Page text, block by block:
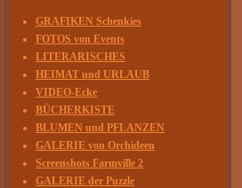
GRAFIKEN Schenkies
FOTOS von Events
LITERARISCHES
HEIMAT und URLAUB
VIDEO-Ecke
BÜCHERKISTE
BLUMEN und PFLANZEN
GALERIE von Orchideen
Screenshots Farmville 2
GALERIE der Puzzle